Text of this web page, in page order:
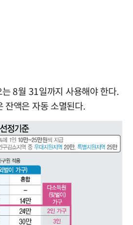
8월 31일까지 사용해야 한다.
잔액은 자동 소멸된다.